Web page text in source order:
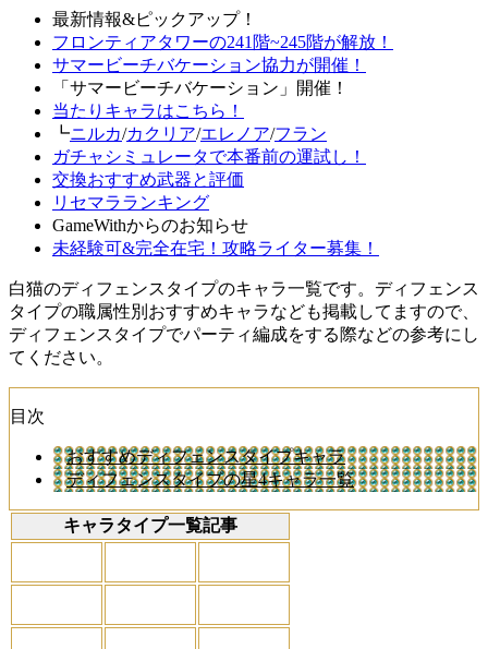
最新情報&ピックアップ！
フロンティアタワーの241階~245階が解放！
サマービーチバケーション協力が開催！
「サマービーチバケーション」開催！
当たりキャラはこちら！
┗ニルカ/カクリア/エレノア/フラン
ガチャシミュレータで本番前の運試し！
交換おすすめ武器と評価
リセマラランキング
GameWithからのお知らせ
未経験可&完全在宅！攻略ライター募集！
白猫のディフェンスタイプのキャラ一覧です。ディフェンス
タイプの職属性別おすすめキャラなども掲載してますので、
ディフェンスタイプでパーティ編成をする際などの参考にし
てください。
目次
おすすめディフェンスタイプキャラ
ディフェンスタイプの星4キャラ一覧
キャラタイプ一覧記事